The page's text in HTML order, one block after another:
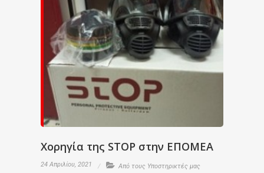
Χορηγία της STOP στην ΕΠΟΜΕΑ
24 Απριλίου, 2021 Από τους Υποστηρικτές μας